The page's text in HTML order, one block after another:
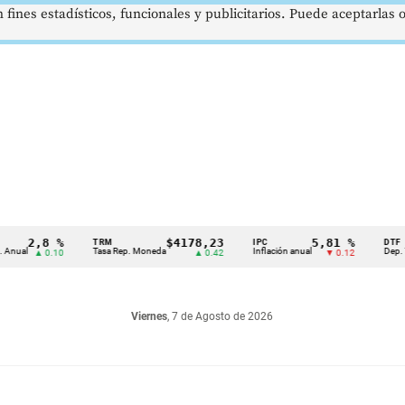
%
▲ 0.10
TRM
Tasa Rep. Moneda
$4178,23
▲ 0.42
IPC
Inflación anual
5,81 %
▼ 0.12
DTF
Dep.
Viernes, 7 de Agosto de 2026
estadísticos, funcionales y publicitarios. Puede aceptarlas